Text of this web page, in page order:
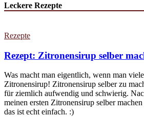
Leckere Rezepte
Rezepte
Rezept: Zitronensirup selber
Was macht man eigentlich, wenn man
Zitronensirup! Zitronensirup selber zu
für ziemlich aufwendig und schwierig.
meinen ersten Zitronensirup selber
das ist echt einfach. :)